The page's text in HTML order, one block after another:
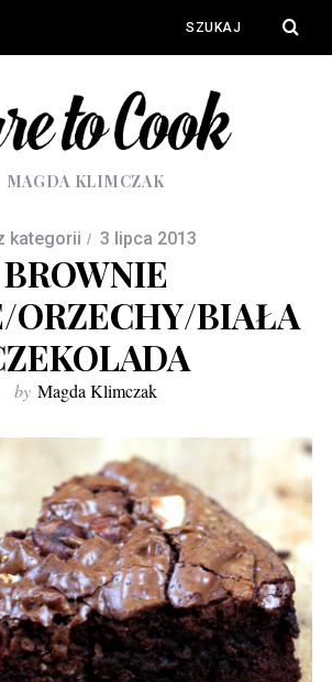
MAGDA KLIMCZAK
kategorii 3 lipca 2013
BROWNIE
ORZECHY/BIAŁA
by Magda Klimczak